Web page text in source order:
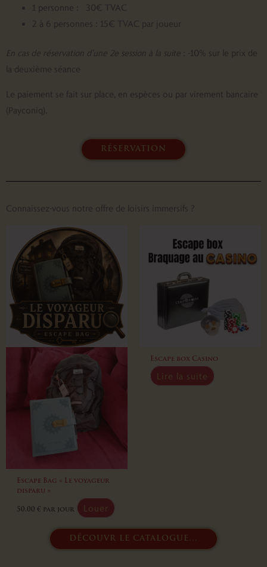
1 personne : ​ ​30€ TVAC
2 à 6 personnes : 15€ TVAC par joueur
En cas de réservation d’une 2e session à la suite : -10% sur le prix de
la deuxième séance
Le paiement se fait sur place, en espèces ou par virement bancaire
(Payconiq).
réservation
Connaissez-vous notre offre de loisirs immersifs ?
Escape Bag « Le voyageur
disparu »
50,00 € par jour Louer
Escape box Casino
Lire la suite
découvr le catalogue...